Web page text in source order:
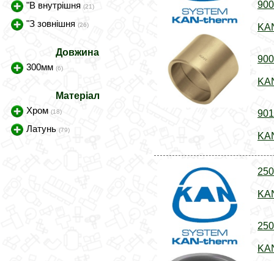
"В внутрішня (21)
"З зовнішня (26)
Довжина
300мм (6)
Матеріал
Хром (18)
Латунь (79)